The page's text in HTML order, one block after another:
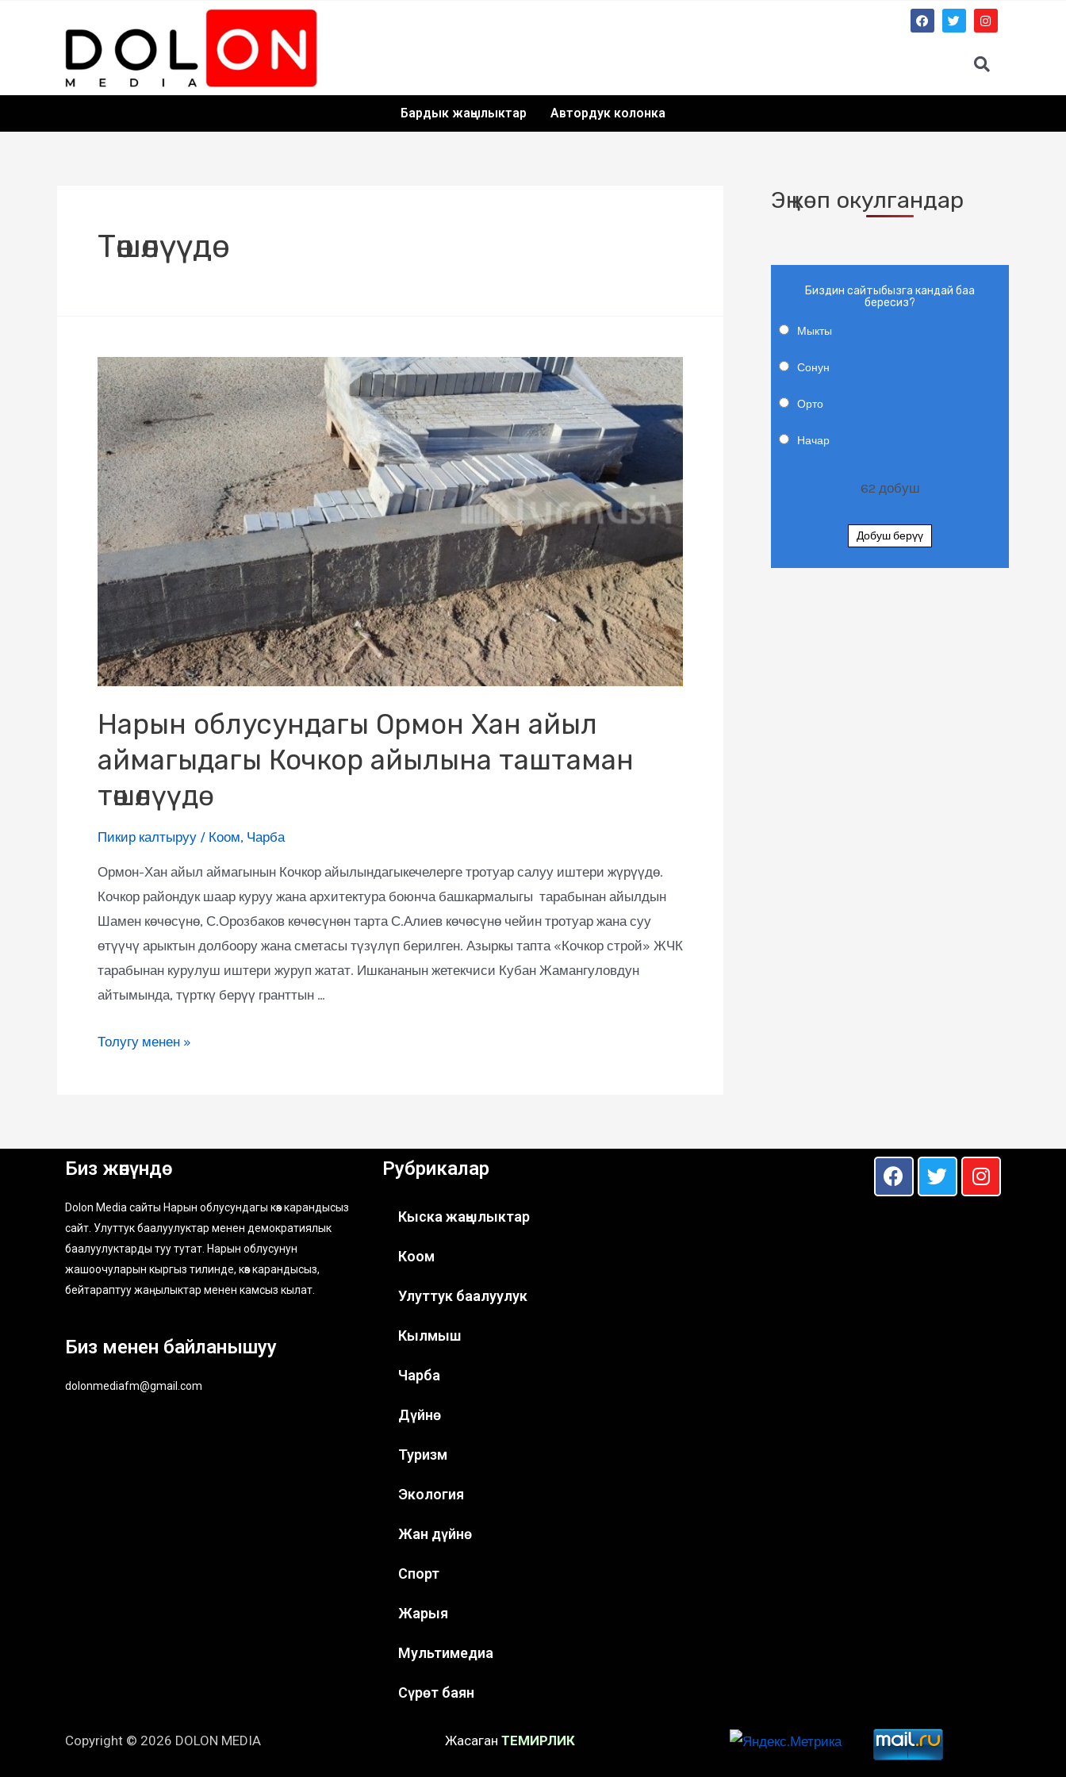
Бардык жаңылыктар Автордук колонка
Төшөлүүдө
Нарын облусундагы Ормон Хан айыл
аймагыдагы Кочкор айылына таштаман
төшөлүүдө
Пикир калтыруу / Коом, Чарба
Ормон-Хан айыл аймагынын Кочкор айылындагыкечелерге тротуар салуу иштери жүрүүдө.
Кочкор райондук шаар куруу жана архитектура боюнча башкармалыгы тарабынан айылдын
Шамен көчөсүнө, С.Орозбаков көчөсүнөн тарта С.Алиев көчөсүнө чейин тротуар жана суу
өтүүчү арыктын долбоору жана сметасы түзүлүп берилген. Азыркы тапта «Кочкор строй» ЖЧК
тарабынан курулуш иштери журуп жатат. Ишкананын жетекчиси Кубан Жамангуловдун
айтымында, түрткү берүү гранттын …
Толугу менен »
Эң көп окулгандар
Биздин сайтыбызга кандай баа
бересиз?
Мыкты
Сонун
Орто
Начар
62 добуш
Добуш берүү
Биз жөнүндө
Dolon Media сайты Нарын облусундагы көз карандысыз
сайт. Улуттук баалуулуктар менен демократиялык
баалуулуктарды туу тутат. Нарын облусунун
жашоочуларын кыргыз тилинде, көз карандысыз,
бейтараптуу жаңылыктар менен камсыз кылат.
Биз менен байланышуу
dolonmediafm@gmail.com
Рубрикалар
Кыска жаңылыктар
Коом
Улуттук баалуулук
Кылмыш
Чарба
Дүйнө
Туризм
Экология
Жан дүйнө
Спорт
Жарыя
Мультимедиа
Сүрөт баян
Copyright © 2026 DOLON MEDIA Жасаган ТЕМИРЛИК